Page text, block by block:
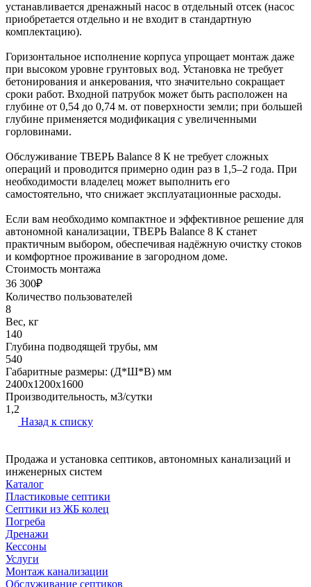
устанавливается дренажный насос в отдельный отсек (насос
приобретается отдельно и не входит в стандартную
комплектацию).
Горизонтальное исполнение корпуса упрощает монтаж даже
при высоком уровне грунтовых вод. Установка не требует
бетонирования и анкерования, что значительно сокращает
сроки работ. Входной патрубок может быть расположен на
глубине от 0,54 до 0,74 м. от поверхности земли; при большей
глубине применяется модификация с увеличенными
горловинами.
Обслуживание ТВЕРЬ Balance 8 К не требует сложных
операций и проводится примерно один раз в 1,5–2 года. При
необходимости владелец может выполнить его
самостоятельно, что снижает эксплуатационные расходы.
Если вам необходимо компактное и эффективное решение для
автономной канализации, ТВЕРЬ Balance 8 К станет
практичным выбором, обеспечивая надёжную очистку стоков
и комфортное проживание в загородном доме.
Стоимость монтажа
36 300₽
Количество пользователей
8
Вес, кг
140
Глубина подводящей трубы, мм
540
Габаритные размеры: (Д*Ш*В) мм
2400х1200х1600
Производительность, м3/сутки
1,2
Назад к списку
Продажа и установка септиков, автономных канализаций и
инженерных систем
Каталог
Пластиковые септики
Септики из ЖБ колец
Погреба
Дренажи
Кессоны
Услуги
Монтаж канализации
Обслуживание септиков